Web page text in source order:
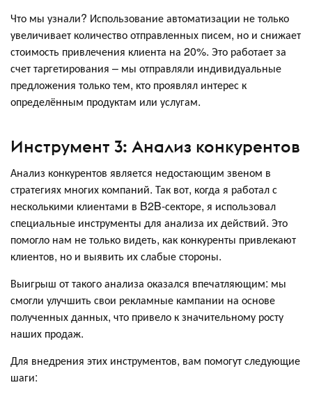
Что мы узнали? Использование автоматизации не только
увеличивает количество отправленных писем, но и снижает
стоимость привлечения клиента на 20%. Это работает за
счет таргетирования – мы отправляли индивидуальные
предложения только тем, кто проявлял интерес к
определённым продуктам или услугам.
Инструмент 3: Анализ конкурентов
Анализ конкурентов является недостающим звеном в
стратегиях многих компаний. Так вот, когда я работал с
несколькими клиентами в B2B-секторе, я использовал
специальные инструменты для анализа их действий. Это
помогло нам не только видеть, как конкуренты привлекают
клиентов, но и выявить их слабые стороны.
Выигрыш от такого анализа оказался впечатляющим: мы
смогли улучшить свои рекламные кампании на основе
полученных данных, что привело к значительному росту
наших продаж.
Для внедрения этих инструментов, вам помогут следующие
шаги: